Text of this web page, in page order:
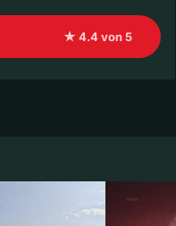
★ 4.4 von 5